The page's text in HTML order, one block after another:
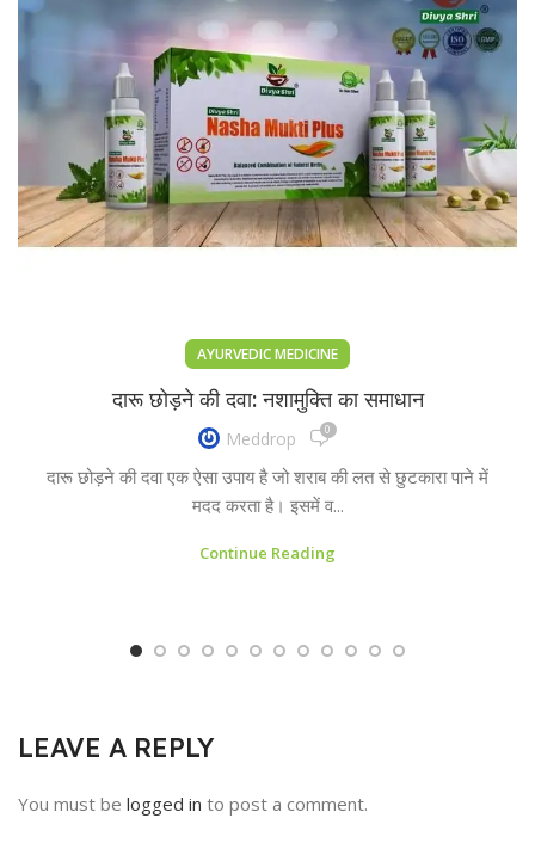
AYURVEDIC MEDICINE
दारू छोड़ने की दवा: नशामुक्ति का समाधान
Meddrop 0
दारू छोड़ने की दवा एक ऐसा उपाय है जो शराब की लत से छुटकारा पाने में
मदद करता है। इसमें व...
Continue Reading
LEAVE A REPLY
You must be logged in to post a comment.